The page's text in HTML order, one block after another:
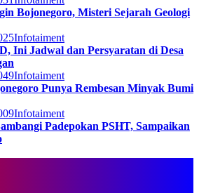
Bojonegoro, Misteri Sejarah Geologi
Infotaiment
Ini Jadwal dan Persyaratan di Desa
Infotaiment
Punya Rembesan Minyak Bumi
Infotaiment
Padepokan PSHT, Sampaikan